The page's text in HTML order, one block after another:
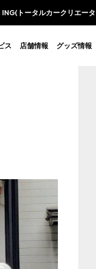
トータルカークリエー
ス 店舗情報 グッズ情報